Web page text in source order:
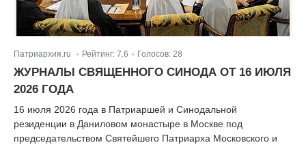
Патриархия.ru | Рейтинг: 7.6 Голосов: 28
ЖУРНАЛЫ СВЯЩЕННОГО СИНОДА ОТ 16 ИЮЛЯ
2026 ГОДА
16 июля 2026 года в Патриаршей и Синодальной
резиденции в Даниловом монастыре в Москве под
председательством Святейшего Патриарха Московского и